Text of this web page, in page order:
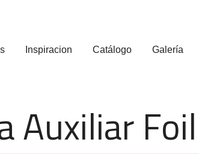
Inspiracion Catálogo Galería
Auxiliar Foil